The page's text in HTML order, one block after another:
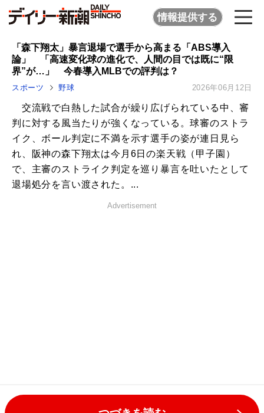
情報提供する
「森下翔太」暴言退場で選手から高まる「ABS導入
論」 「高速変化球の進化で、人間の目では既に“限
界”が…」 今春導入MLBでの評判は？
スポーツ 野球 2026年06月12日
交流戦で白熱した試合が繰り広げられている中、審
判に対する風当たりが強くなっている。球審のストラ
イク、ボール判定に不満を示す選手の姿が連日見ら
れ、阪神の森下翔太は今月6日の楽天戦（甲子園）
で、主審のストライク判定を巡り暴言を吐いたとして
退場処分を言い渡された。...
Advertisement